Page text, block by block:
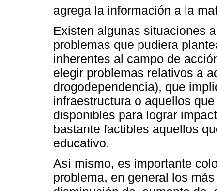
agrega la información a la
Existen algunas situaciones
problemas que pudiera
inherentes al campo de
elegir problemas relativos a
drogodependencia), que
infraestructura o aquellos
disponibles para lograr
bastante factibles aquellos
educativo.
Así mismo, es importante
problema, en general los